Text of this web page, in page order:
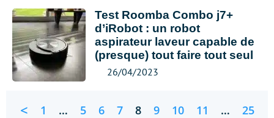
Test Roomba Combo j7+
d’iRobot : un robot
aspirateur laveur capable de
(presque) tout faire tout seul
26/04/2023
< 1 … 5 6 7 8 9 10 11 … 25